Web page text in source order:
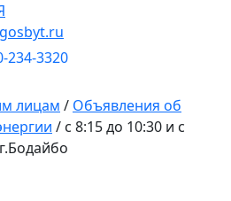
234-3320
лицам / Объявления об
/ с 8:15 до 10:30 и с